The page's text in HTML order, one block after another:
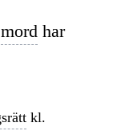
mord har
kl.